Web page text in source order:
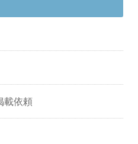
載依頼